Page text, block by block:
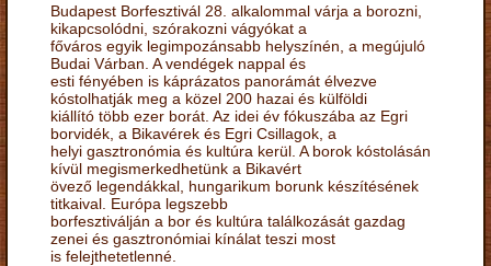
Budapest Borfesztivál 28. alkalommal várja a borozni,
kikapcsolódni, szórakozni vágyókat a
főváros egyik legimpozánsabb helyszínén, a megújuló
Budai Várban. A vendégek nappal és
esti fényében is káprázatos panorámát élvezve
kóstolhatják meg a közel 200 hazai és külföldi
kiállító több ezer borát. Az idei év fókuszába az Egri
borvidék, a Bikavérek és Egri Csillagok, a
helyi gasztronómia és kultúra kerül. A borok kóstolásán
kívül megismerkedhetünk a Bikavért
övező legendákkal, hungarikum borunk készítésének
titkaival. Európa legszebb
borfesztiválján a bor és kultúra találkozását gazdag
zenei és gasztronómiai kínálat teszi most
is felejthetetlenné.